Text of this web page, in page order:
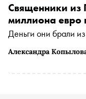
Александра
Священники из
миллиона евро
Деньги они брали